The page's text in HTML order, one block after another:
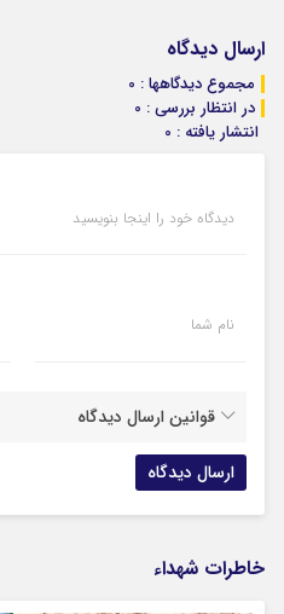
ارسال دیدگاه
مجموع دیدگاهها : 0
در انتظار بررسی : 0
انتشار یافته : 0
دیدگاه خود را اینجا بنویسید
نام شما
قوانین ارسال دیدگاه
خاطرات شهداء